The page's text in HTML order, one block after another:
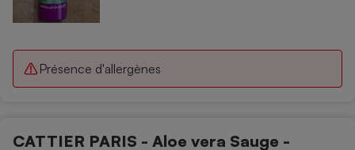
Présence d'allergènes
CATTIER PARIS - Aloe vera Sauge -